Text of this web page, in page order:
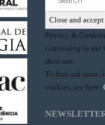
Privacy &
continuing to use
their use.
To find out more,
cookies, see here: